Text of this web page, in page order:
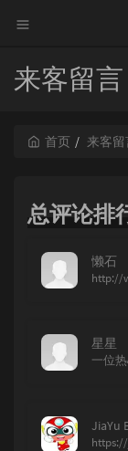
来客留言
首页 来客
总评论排
懒石
http://
星星
一位
JiaYu